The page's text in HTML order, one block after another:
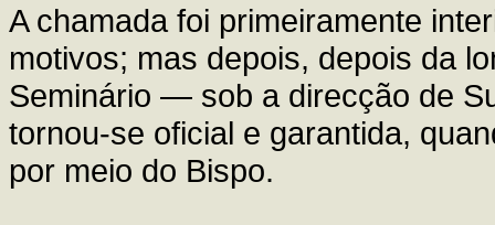
A chamada foi primeiramente
motivos; mas depois, depois da
Seminário — sob a direcção de
tornou-se oficial e garantida,
por meio do Bispo.